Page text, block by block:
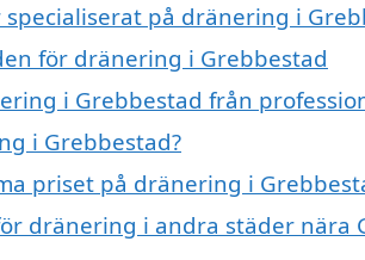
på dränering i
för dränering i Grebbestad
i Grebbestad från
i Grebbestad?
priset på dränering i
dränering i andra städer nära